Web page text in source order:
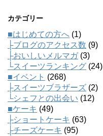
カテゴリー
■はじめての方へ (1)
├ブログのアクセス数 (9)
├おいしいメルマガ(3)
└スイーツランキング (24)
■イベント (268)
├スイーツブラザーズ (2)
└シェフとの出会い (12)
■ケーキ (49)
├ショートケーキ (63)
├チーズケーキ (95)